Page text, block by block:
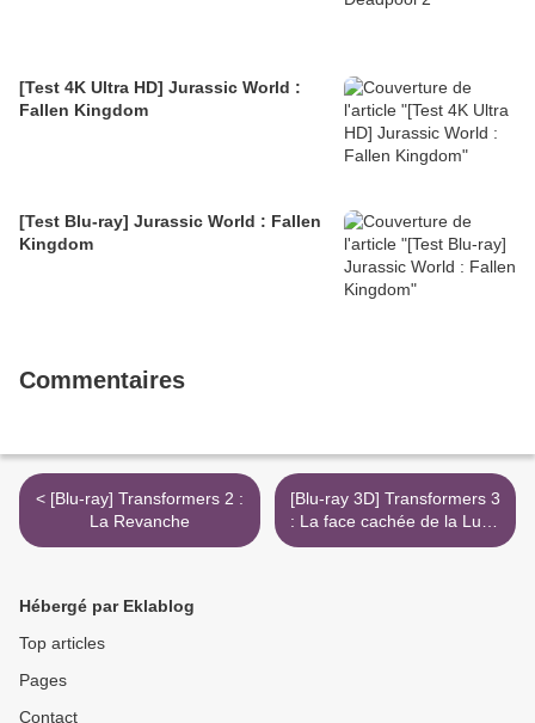
[Test 4K Ultra HD] Jurassic World :
Fallen Kingdom
[Test Blu-ray] Jurassic World : Fallen
Kingdom
Commentaires
< [Blu-ray] Transformers 2 :
La Revanche
[Blu-ray 3D] Transformers 3
: La face cachée de la Lune
>
Hébergé par Eklablog
Top articles
Pages
Contact